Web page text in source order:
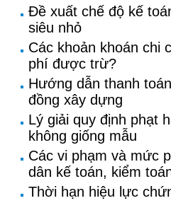
Đề xuất chế độ kế
siêu nhỏ
Các khoản khoán chi
phí được trừ?
Hướng dẫn thanh
đồng xây dựng
Lý giải quy định phạt
không giống mẫu
Các vi phạm và mức
dân kế toán, kiểm
Thời hạn hiệu lực